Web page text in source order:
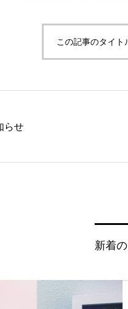
この記事のタイト
らせ
新着